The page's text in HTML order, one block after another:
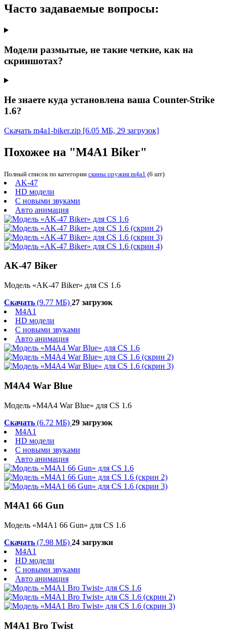
Часто задаваемые вопросы:
Модели размытые, не такие четкие, как на
скриншотах?
Не знаете куда установлена ваша Counter-Strike
1.6?
Скачать m4a1-biker.zip [6.05 МБ, 29 загрузок]
Похожее на "M4A1 Biker"
Полный список по категории скины оружия m4a1 (6 шт)
AK-47
HD модели
С новыми звуками
Авто анимация
AK-47 Biker
Модель «AK-47 Biker» для CS 1.6
Скачать (9.77 МБ) 27 загрузок
M4A1
HD модели
С новыми звуками
Авто анимация
M4A4 War Blue
Модель «M4A4 War Blue» для CS 1.6
Скачать (6.72 МБ) 29 загрузок
M4A1
HD модели
С новыми звуками
Авто анимация
M4A1 66 Gun
Модель «M4A1 66 Gun» для CS 1.6
Скачать (7.98 МБ) 24 загрузки
M4A1
HD модели
С новыми звуками
Авто анимация
M4A1 Bro Twist